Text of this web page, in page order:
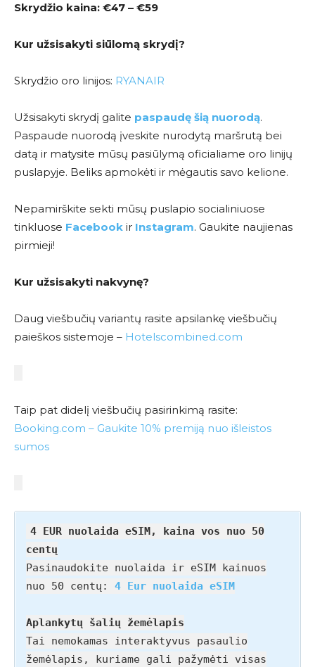
Skrydžio kaina: €47 – €59
Kur užsisakyti siūlomą skrydį?
Skrydžio oro linijos: RYANAIR
Užsisakyti skrydį galite paspaudę šią nuorodą.
Paspaude nuorodą įveskite nurodytą maršrutą bei
datą ir matysite mūsų pasiūlymą oficialiame oro linijų
puslapyje. Beliks apmokėti ir mėgautis savo kelione.
Nepamirškite sekti mūsų puslapio socialiniuose
tinkluose Facebook ir Instagram. Gaukite naujienas
pirmieji!
Kur užsisakyti nakvynę?
Daug viešbučių variantų rasite apsilankę viešbučių
paieškos sistemoje – Hotelscombined.com
Taip pat didelį viešbučių pasirinkimą rasite:
Booking.com – Gaukite 10% premiją nuo išleistos
sumos
4 EUR nuolaida eSIM, kaina vos nuo 50
centų
Pasinaudokite nuolaida ir eSIM kainuos
nuo 50 centų: 4 Eur nuolaida eSIM
Aplankytų šalių žemėlapis
Tai nemokamas interaktyvus pasaulio
žemėlapis, kuriame gali pažymėti visas